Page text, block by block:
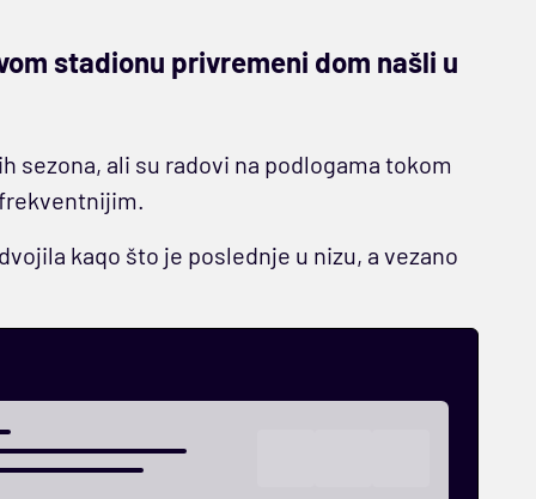
stadionu privremeni dom našli u
ali su radovi na podlogama tokom
kaqo što je poslednje u nizu, a vezano